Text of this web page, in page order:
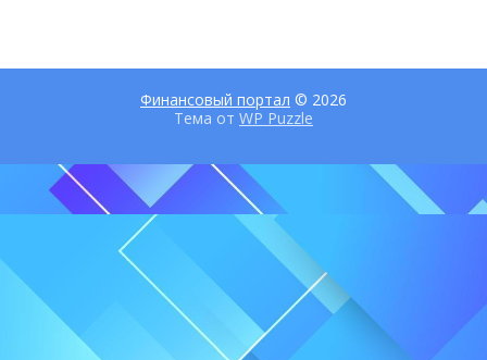
Финансовый портал © 2026
Тема от WP Puzzle